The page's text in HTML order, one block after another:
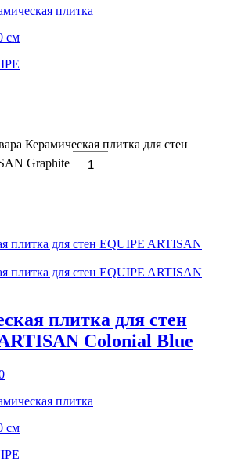
плитка
см
Керамическая плитка для стен
Graphite
плитка для стен
Colonial Blue
плитка
см